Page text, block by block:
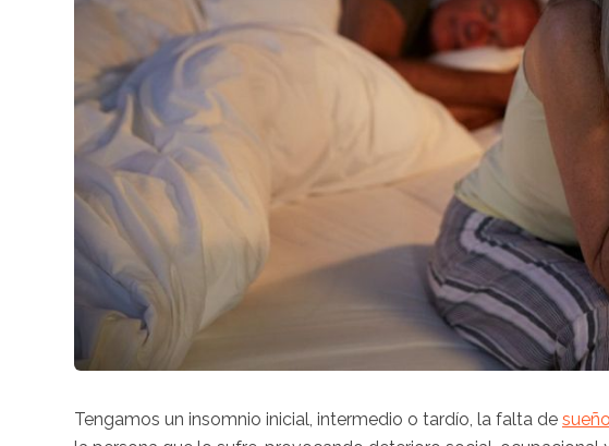
Tengamos un insomnio inicial, intermedio o tardío, la falta de sueño